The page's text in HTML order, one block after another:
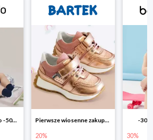
Pierwsze wiosenne zakupy -20% -30% na wszystko!!
30%
-40%
40%